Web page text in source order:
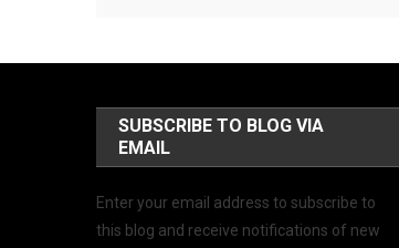
SUBSCRIBE TO BLOG VIA
EMAIL
Enter your email address to subscribe to
this blog and receive notifications of new